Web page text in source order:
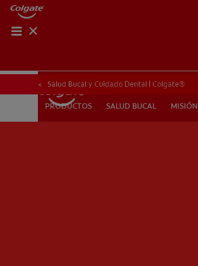
PRODUCTOS
PRODUCTOS SALUD BUCAL MISIÓN
Salud Bucal y Cuidado Dental | Colgate®